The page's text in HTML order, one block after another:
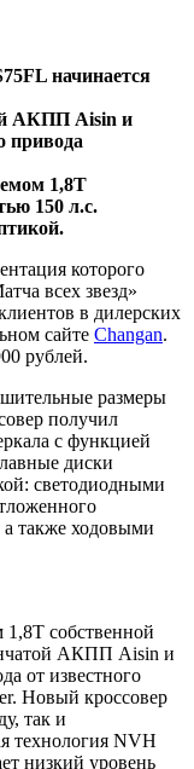
начинается
АКПП Aisin и
привода
1,8T
150 л.с.
которого
всех звезд»
в дилерских
сайте Changan.
рублей.
размеры
получил
с функцией
диски
светодиодными
также ходовыми
1,8T собственной
АКПП Aisin и
от известного
Новый кроссовер
так и
технология NVH
низкий уровень